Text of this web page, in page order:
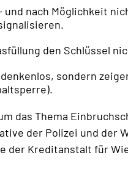
und nach Möglichkeit
den Schlüssel
sondern
das Thema
der Polizei und der
der Kreditanstalt für